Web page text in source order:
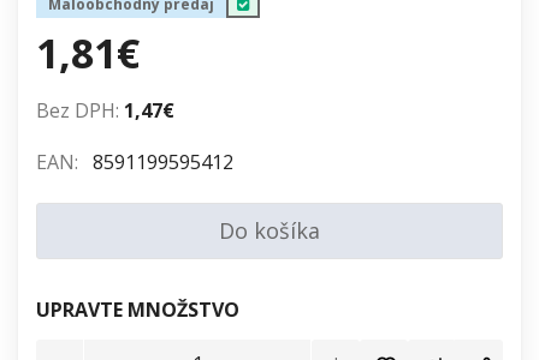
Maloobchodný predaj
1,81€
Bez DPH: 1,47€
EAN: 8591199595412
Do košíka
UPRAVTE MNOŽSTVO